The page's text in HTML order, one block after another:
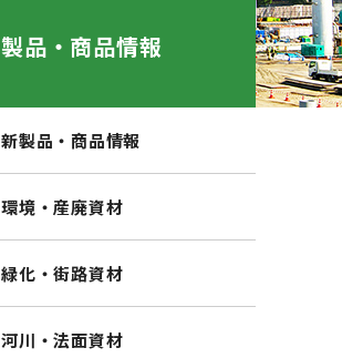
製品・商品情報
新製品・商品情報
環境・産廃資材
緑化・街路資材
河川・法面資材